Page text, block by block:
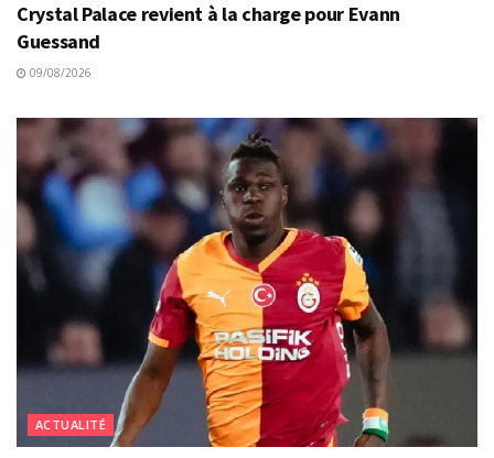
Crystal Palace revient à la charge pour Evann
Guessand
09/08/2026
ACTUALITÉ